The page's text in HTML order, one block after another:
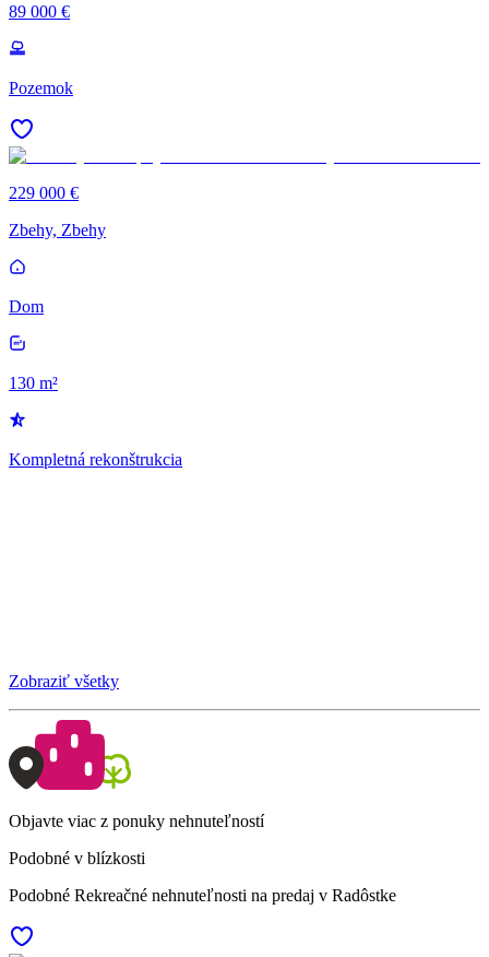
89 000 €
Pozemok
229 000 €
Zbehy, Zbehy
Dom
130 m²
Kompletná rekonštrukcia
Zobraziť všetky
Objavte viac z ponuky nehnuteľností
Podobné v blízkosti
Podobné Rekreačné nehnuteľnosti na predaj v Radôstke